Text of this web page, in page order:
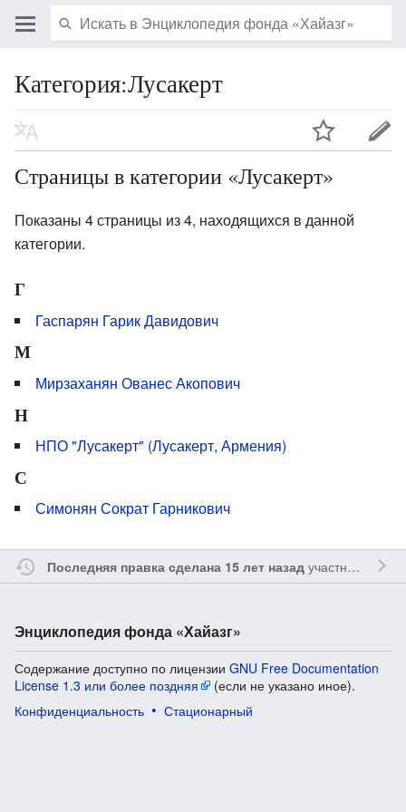
Категория:Лусакерт
Страницы в категории «Лусакерт»
Показаны 4 страницы из 4, находящихся в данной
категории.
Г
Гаспарян Гарик Давидович
М
Мирзаханян Ованес Акопович
Н
НПО "Лусакерт" (Лусакерт, Армения)
С
Симонян Сократ Гарникович
Последняя правка сделана 15 лет назадучастником
Энциклопедия фонда «Хайазг»
Содержание доступно по лицензии GNU Free Documentation
License 1.3 или более поздняя
(если не указано иное).
Конфиденциальность
Стационарный